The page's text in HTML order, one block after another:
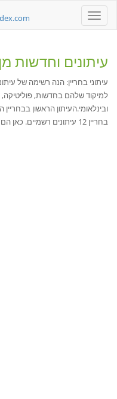
Toggle
navigation
עיתונים וחדשות מן
עיתוני בחריין: הנה רשימה של
למיקוד שלהם בחדשות,
בחריין 12 עיתונים רשמיים. כאן הם החשובים ביותר: